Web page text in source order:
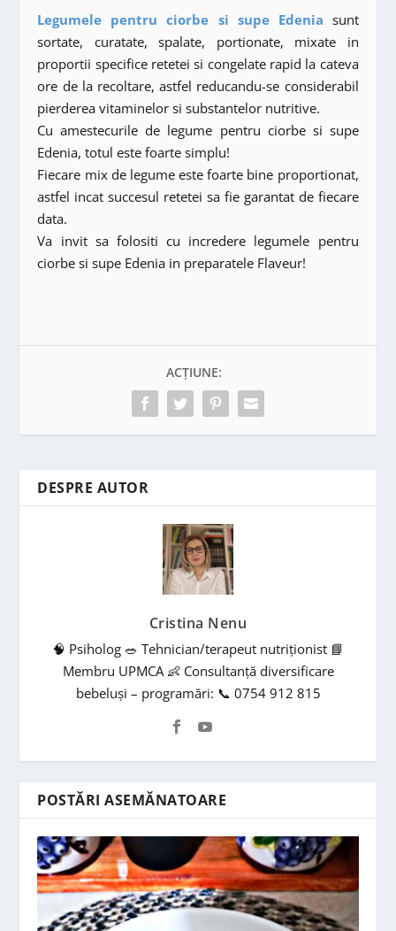
Legumele pentru ciorbe si supe Edenia sunt
sortate, curatate, spalate, portionate, mixate in
proportii specifice retetei si congelate rapid la cateva
ore de la recoltare, astfel reducandu-se considerabil
pierderea vitaminelor si substantelor nutritive.
Cu amestecurile de legume pentru ciorbe si supe
Edenia, totul este foarte simplu!
Fiecare mix de legume este foarte bine proportionat,
astfel incat succesul retetei sa fie garantat de fiecare
data.
Va invit sa folositi cu incredere legumele pentru
ciorbe si supe Edenia in preparatele Flaveur!
ACȚIUNE:
DESPRE AUTOR
Cristina Nenu
🧠 Psiholog 🥗 Tehnician/terapeut nutriționist 📘
Membru UPMCA 👶 Consultanță diversificare
bebeluși – programări: 📞 0754 912 815
POSTĂRI ASEMĂNATOARE